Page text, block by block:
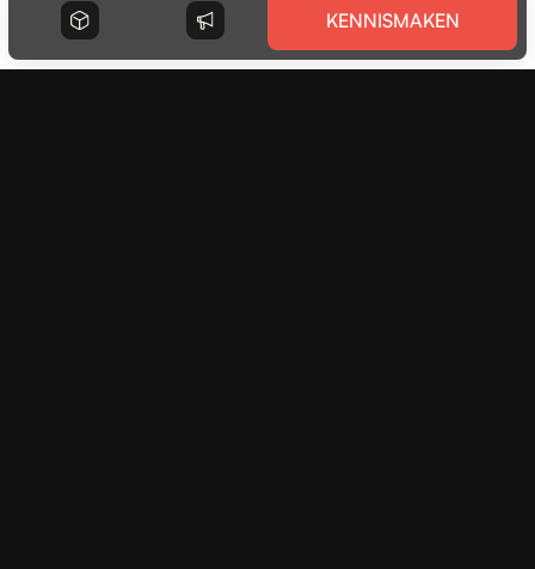
KENNISMAKEN